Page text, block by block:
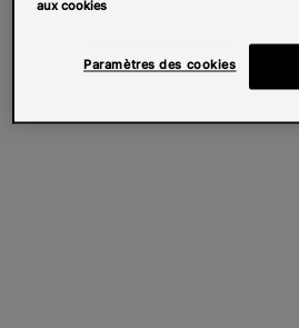
aux cookies
Paramètres des cookies